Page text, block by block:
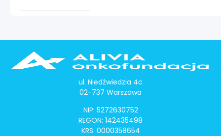
ul. Niedźwiedzia 4c
02-737 Warszawa
NIP: 5272630752
REGON: 142435498
KRS: 0000358654